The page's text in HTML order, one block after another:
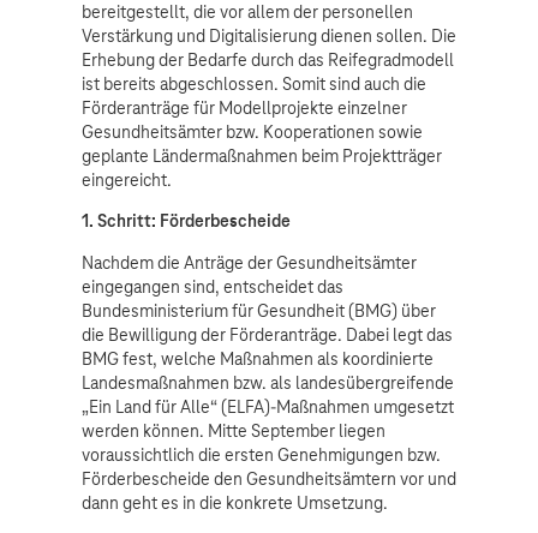
bereitgestellt, die vor allem der personellen
Verstärkung und Digitalisierung dienen sollen. Die
Erhebung der Bedarfe durch das Reifegradmodell
ist bereits abgeschlossen. Somit sind auch die
Förderanträge für Modellprojekte einzelner
Gesundheitsämter bzw. Kooperationen sowie
geplante Ländermaßnahmen beim Projektträger
eingereicht.
1. Schritt: Förderbescheide
Nachdem die Anträge der Gesundheitsämter
eingegangen sind, entscheidet das
Bundesministerium für Gesundheit (BMG) über
die Bewilligung der Förderanträge. Dabei legt das
BMG fest, welche Maßnahmen als koordinierte
Landesmaßnahmen bzw. als landesübergreifende
„Ein Land für Alle“ (ELFA)-Maßnahmen umgesetzt
werden können. Mitte September liegen
voraussichtlich die ersten Genehmigungen bzw.
Förderbescheide den Gesundheitsämtern vor und
dann geht es in die konkrete Umsetzung.